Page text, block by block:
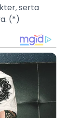
serta
(*)